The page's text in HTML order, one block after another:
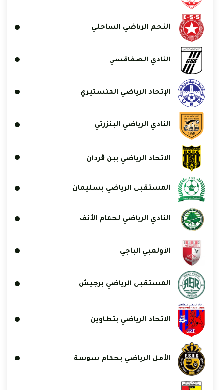
النجم الرياضي الساحلي
النادي الصفاقسي
الإتحاد الرياضي المنستيري
النادي الرياضي البنزرتي
الاتحاد الرياضي ببن ڨردان
المستقبل الرياضي بسليمان
النادي الرياضي لحمام الأنف
الأولمبي الباجي
المستقبل الرياضي برجيش
الاتحاد الرياضي بتطاوين
الأمل الرياضي بحمام سوسة